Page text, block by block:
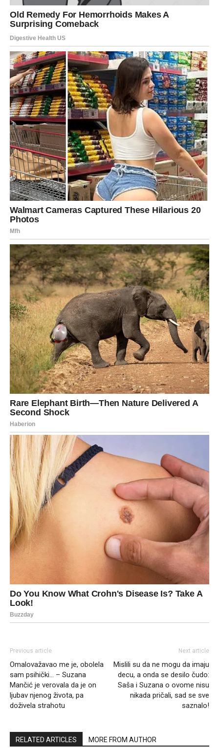
Previous article
Omalovažavao me je, obolela
sam psihički… – Suzana
Mančić je verovala da je on
ljubav njenog života, pa
doživela strahotu
Next article
Mislili su da ne mogu da imaju
decu, a onda se desilo čudo:
Saša i Suzana o ovome nisu
nikada pričali, sad se sve
saznalo!
RELATED ARTICLES MORE FROM AUTHOR